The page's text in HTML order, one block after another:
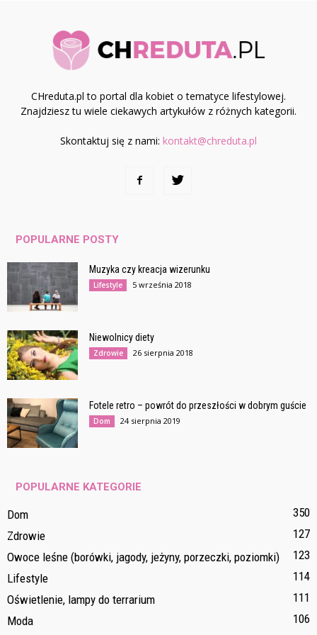
CHreduta.pl to portal dla kobiet o tematyce lifestylowej.
Znajdziesz tu wiele ciekawych artykułów z różnych kategorii.
Skontaktuj się z nami: kontakt@chreduta.pl
POPULARNE POSTY
Muzyka czy kreacja wizerunku
Lifestyle 5 września 2018
Niewolnicy diety
Zdrowie 26 sierpnia 2018
Fotele retro – powrót do przeszłości w dobrym guście
Dom 24 sierpnia 2019
POPULARNE KATEGORIE
Dom
350
Zdrowie
127
Owoce leśne (borówki, jagody, jeżyny, porzeczki, poziomki)
123
Lifestyle
114
Oświetlenie, lampy do terrarium
111
Moda
106